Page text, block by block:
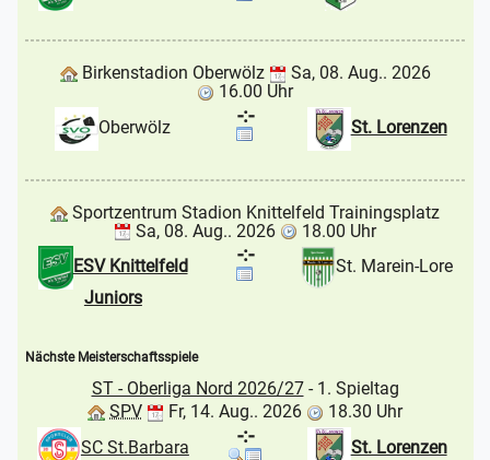
Birkenstadion Oberwölz
Sa, 08. Aug.. 2026
16.00 Uhr
Oberwölz
St. Lorenzen
-:-
Sportzentrum Stadion Knittelfeld Trainingsplatz
Sa, 08. Aug.. 2026
18.00 Uhr
ESV Knittelfeld
Juniors
St. Marein-Lore
-:-
Nächste Meisterschaftsspiele
ST - Oberliga Nord 2026/27- 1. Spieltag
SPV
Fr, 14. Aug.. 2026
18.30 Uhr
SC St.Barbara
St. Lorenzen
-:-